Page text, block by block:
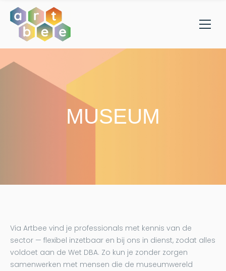
MUSEUM
Via Artbee vind je professionals met kennis van de
sector — flexibel inzetbaar en bij ons in dienst, zodat alles
voldoet aan de Wet DBA. Zo kun je zonder zorgen
samenwerken met mensen die de museumwereld